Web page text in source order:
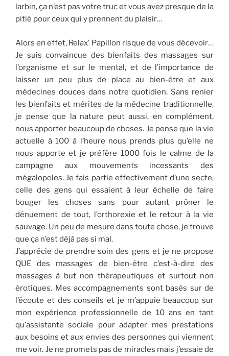
larbin, ça n’est pas votre truc et vous avez presque de la
pitié pour ceux qui y prennent du plaisir…
Alors en effet, Relax’ Papillon risque de vous décevoir…
Je suis convaincue des bienfaits des massages sur
l’organisme et sur le mental, et de l’importance de
laisser un peu plus de place au bien-être et aux
médecines douces dans notre quotidien. Sans renier
les bienfaits et mérites de la médecine traditionnelle,
je pense que la nature peut aussi, en complément,
nous apporter beaucoup de choses. Je pense que la vie
actuelle à 100 à l’heure nous prends plus qu’elle ne
nous apporte et je préfère 1000 fois le calme de la
campagne aux mouvements incessants des
mégalopoles. Je fais partie effectivement d’une secte,
celle des gens qui essaient à leur échelle de faire
bouger les choses sans pour autant prôner le
dénuement de tout, l’orthorexie et le retour à la vie
sauvage. Un peu de mesure dans toute chose, je trouve
que ça n’est déjà pas si mal.
J’apprécie de prendre soin des gens et je ne propose
QUE des massages de bien-être c’est-à-dire des
massages à but non thérapeutiques et surtout non
érotiques. Mes accompagnements sont basés sur de
l’écoute et des conseils et je m’appuie beaucoup sur
mon expérience professionnelle de 10 ans en tant
qu’assistante sociale pour adapter mes prestations
aux besoins et aux envies des personnes qui viennent
me voir. Je ne promets pas de miracles mais j’essaie de